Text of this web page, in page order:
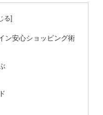
ン安心ショッピング術